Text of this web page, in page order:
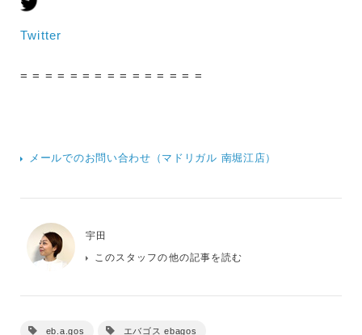
Twitter
= = = = = = = = = = = = = = =
メールでのお問い合わせ（マドリガル 南堀江店）
宇田
このスタッフの他の記事を読む
eb.a.gos エバゴス ebagos